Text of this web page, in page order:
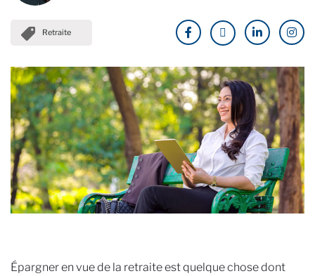
Retraite
Épargner en vue de la retraite est quelque chose dont